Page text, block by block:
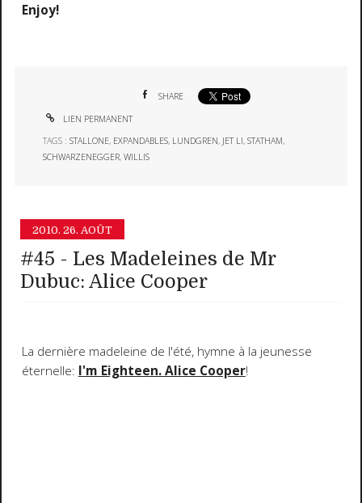
Enjoy!
SHARE
LIEN PERMANENT
TAGS :STALLONE, EXPANDABLES, LUNDGREN, JET LI,STATHAM,
SCHWARZENEGGER,WILLIS
2010. 26. AOÛT
#45 - Les Madeleines de Mr
Dubuc: Alice Cooper
La dernière madeleine de l'été, hymne à la jeunesse
éternelle: I'm Eighteen. Alice Cooper!